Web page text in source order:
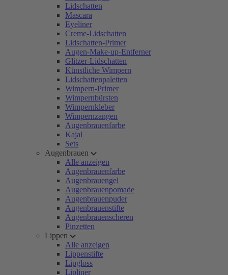
Lidschatten
Mascara
Eyeliner
Creme-Lidschatten
Lidschatten-Primer
Augen-Make-up-Entferner
Glitzer-Lidschatten
Künstliche Wimpern
Lidschattenpaletten
Wimpern-Primer
Wimpernbürsten
Wimpernkleber
Wimpernzangen
Augenbrauenfarbe
Kajal
Sets
Augenbrauen
Alle anzeigen
Augenbrauenfarbe
Augenbrauengel
Augenbrauenpomade
Augenbrauenpuder
Augenbrauenstifte
Augenbrauenscheren
Pinzetten
Lippen
Alle anzeigen
Lippenstifte
Lipgloss
Lipliner